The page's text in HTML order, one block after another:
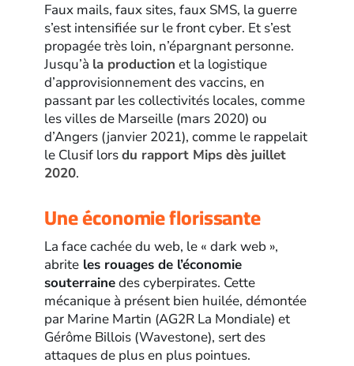
Faux mails, faux sites, faux SMS, la guerre
s’est intensifiée sur le front cyber. Et s’est
propagée très loin, n’épargnant personne.
Jusqu’à la production et la logistique
d’approvisionnement des vaccins, en
passant par les collectivités locales, comme
les villes de Marseille (mars 2020) ou
d’Angers (janvier 2021), comme le rappelait
le Clusif lorsdu rapport Mips dès juillet
2020.
Une économie florissante
La face cachée du web, le « dark web »,
abrite les rouages de l’économie
souterrainedes cyberpirates. Cette
mécanique à présent bien huilée, démontée
par Marine Martin (AG2R La Mondiale) et
Gérôme Billois (Wavestone), sert des
attaques de plus en plus pointues.